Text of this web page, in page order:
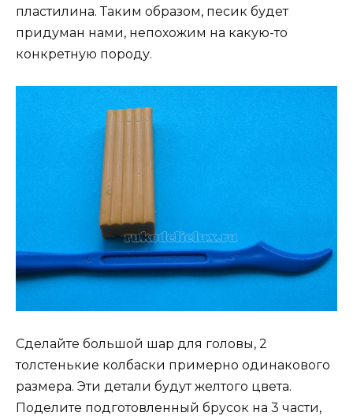
пластилина. Таким образом, песик будет
придуман нами, непохожим на какую-то
конкретную породу.
Сделайте большой шар для головы, 2
толстенькие колбаски примерно одинакового
размера. Эти детали будут желтого цвета.
Поделите подготовленный брусок на 3 части,